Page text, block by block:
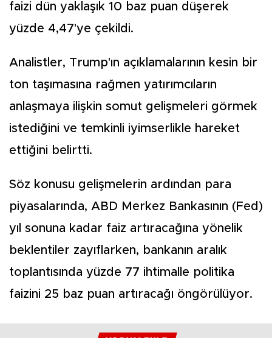
faizi dün yaklaşık 10 baz puan düşerek
yüzde 4,47'ye çekildi.
Analistler, Trump'ın açıklamalarının kesin bir
ton taşımasına rağmen yatırımcıların
anlaşmaya ilişkin somut gelişmeleri görmek
istediğini ve temkinli iyimserlikle hareket
ettiğini belirtti.
Söz konusu gelişmelerin ardından para
piyasalarında, ABD Merkez Bankasının (Fed)
yıl sonuna kadar faiz artıracağına yönelik
beklentiler zayıflarken, bankanın aralık
toplantısında yüzde 77 ihtimalle politika
faizini 25 baz puan artıracağı öngörülüyor.